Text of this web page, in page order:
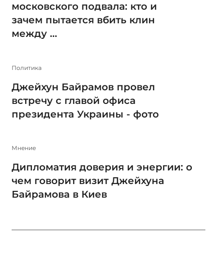
московского подвала: кто и
зачем пытается вбить клин
между ...
Политика
Джейхун Байрамов провел
встречу с главой офиса
президента Украины - фото
Мнение
Дипломатия доверия и энергии: о
чем говорит визит Джейхуна
Байрамова в Киев